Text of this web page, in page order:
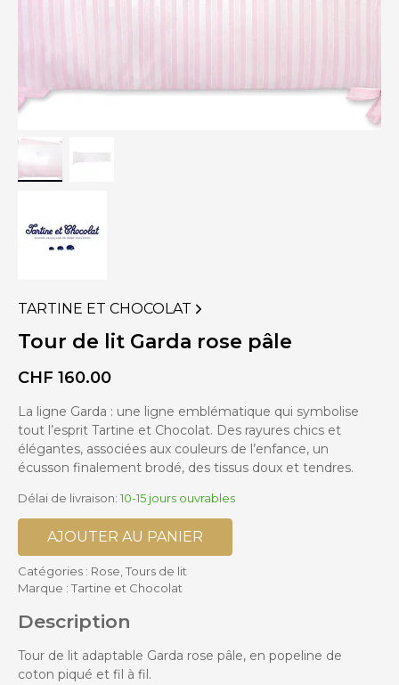
VOIR
PLUS
DE
TARTINE ET CHOCOLAT
Tour de lit Garda rose pâle
CHF 160.00
La ligne Garda : une ligne emblématique qui symbolise
tout l’esprit Tartine et Chocolat. Des rayures chics et
élégantes, associées aux couleurs de l’enfance, un
écusson finalement brodé, des tissus doux et tendres.
Délai de livraison: 10-15 jours ouvrables
AJOUTER AU PANIER
Catégories : Rose Tours de lit
Marque : Tartine et Chocolat
Description
Tour de lit adaptable Garda rose pâle, en popeline de
coton piqué et fil à fil.